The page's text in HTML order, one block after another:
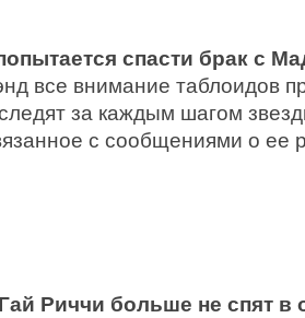
спасти брак с
все внимание таблоидов
за каждым шагом
с сообщениями о ее
Риччи больше не спят в